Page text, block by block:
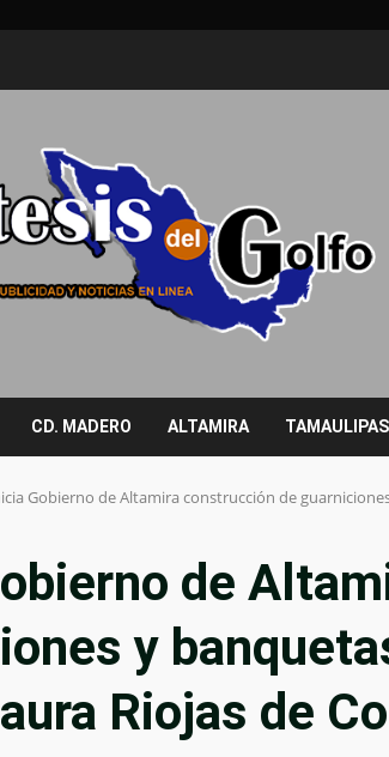
CD. MADERO ALTAMIRA TAMAULIPAS
Gobierno de Altamira construcción de
de
y
Riojas de